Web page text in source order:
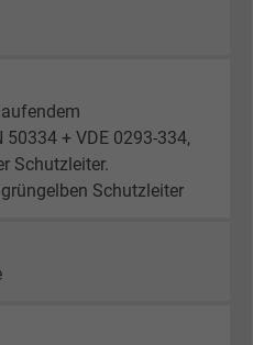
+ VDE 0293-334,
Schutzleiter.
Schutzleiter